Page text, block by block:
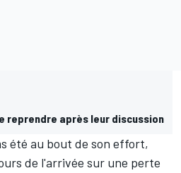
reprendre après leur discussion
été au bout de son effort,
de l'arrivée sur une perte